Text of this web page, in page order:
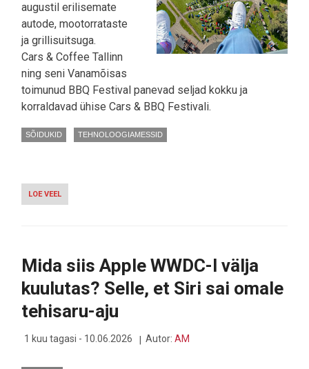
augustil erilisemate
autode, mootorrataste
ja grillisuitsuga.
Cars & Coffee Tallinn
ning seni Vanamõisas
toimunud BBQ Festival panevad seljad kokku ja
korraldavad ühise Cars & BBQ Festivali.
SÕIDUKID TEHNOLOOGIAMESSID
LOE VEEL
CARS
FESTIVAL
TELETORNI
JÕUD
Mida siis Apple WWDC-l välja
kuulutas? Selle, et Siri sai omale
tehisaru-aju
1 kuu tagasi - 10.06.2026 Autor: AM